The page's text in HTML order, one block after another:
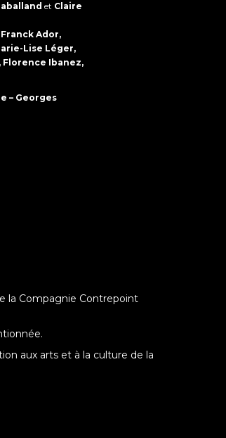
et Claire
Ador,
Lise Léger,
Florence Ibanez,
– Georges
la Compagnie Contrepoint
aux arts et à la culture de la